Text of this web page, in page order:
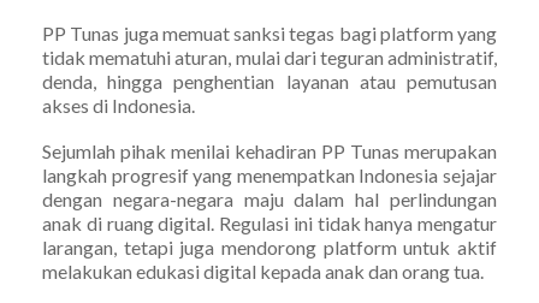
PP Tunas juga memuat sanksi tegas bagi platform yang
tidak mematuhi aturan, mulai dari teguran administratif,
denda, hingga penghentian layanan atau pemutusan
akses di Indonesia.
Sejumlah pihak menilai kehadiran PP Tunas merupakan
langkah progresif yang menempatkan Indonesia sejajar
dengan negara-negara maju dalam hal perlindungan
anak di ruang digital. Regulasi ini tidak hanya mengatur
larangan, tetapi juga mendorong platform untuk aktif
melakukan edukasi digital kepada anak dan orang tua.